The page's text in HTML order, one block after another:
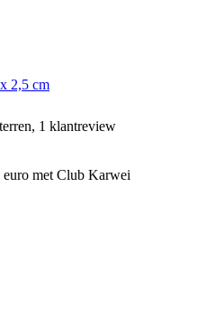
2,5 cm
1 klantreview
met Club Karwei